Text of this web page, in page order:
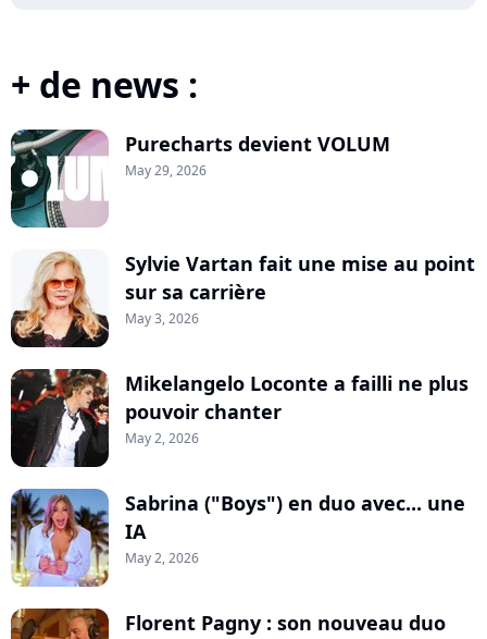
+ de news :
Purecharts devient VOLUM
May 29, 2026
Sylvie Vartan fait une mise au point
sur sa carrière
May 3, 2026
Mikelangelo Loconte a failli ne plus
pouvoir chanter
May 2, 2026
Sabrina ("Boys") en duo avec... une
IA
May 2, 2026
Florent Pagny : son nouveau duo